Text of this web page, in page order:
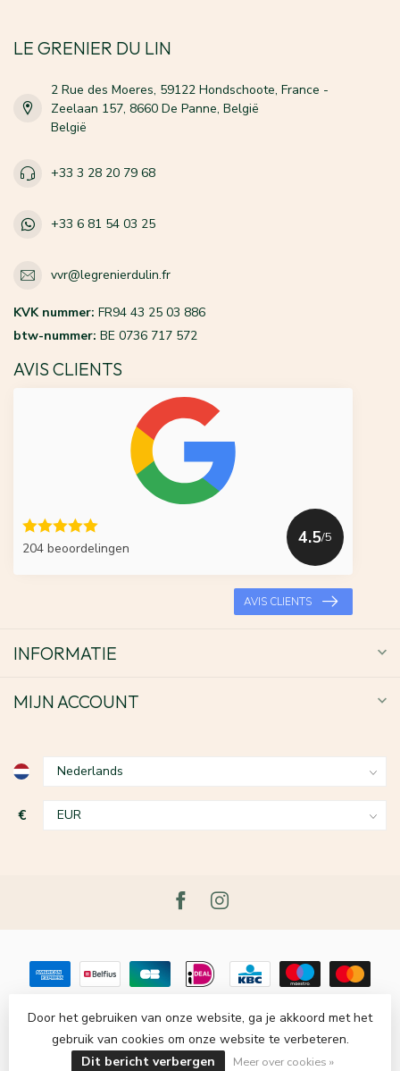
LE GRENIER DU LIN
2 Rue des Moeres, 59122 Hondschoote, France -
Zeelaan 157, 8660 De Panne, België
België
+33 3 28 20 79 68
+33 6 81 54 03 25
vvr@legrenierdulin.fr
KVK nummer: FR94 43 25 03 886
btw-nummer: BE 0736 717 572
AVIS CLIENTS
204 beoordelingen
4.5/5
AVIS CLIENTS
INFORMATIE
MIJN ACCOUNT
€
© Copyright 2026 Le Grenier du Lin- Powered byLightspeed
Lightspeed designby Dyvelopment
Door het gebruiken van onze website, ga je akkoord met het
gebruik van cookies om onze website te verbeteren.
Dit bericht verbergen
Meer over cookies »